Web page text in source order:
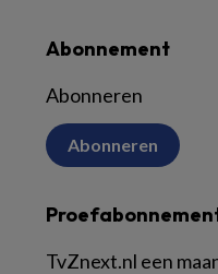
Abonnement
Abonneren
Abonneren
TvZnext.nl een